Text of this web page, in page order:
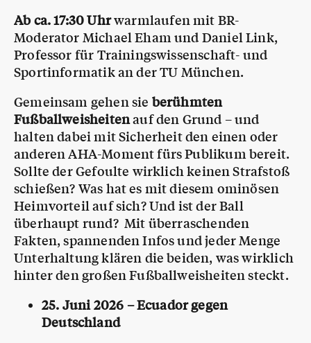
Ab ca. 17:30 Uhrwarmlaufen mit BR-
Moderator Michael Eham und Daniel Link,
Professor für Trainingswissenschaft- und
Sportinformatik an der TU München.
Gemeinsam gehen sie berühmten
Fußballweisheitenauf den Grund – und
halten dabei mit Sicherheit den einen oder
anderen AHA-Moment fürs Publikum bereit.
Sollte der Gefoulte wirklich keinen Strafstoß
schießen? Was hat es mit diesem ominösen
Heimvorteil auf sich? Und ist der Ball
überhaupt rund? Mit überraschenden
Fakten, spannenden Infos und jeder Menge
Unterhaltung klären die beiden, was wirklich
hinter den großen Fußballweisheiten steckt.
25. Juni 2026 – Ecuador gegen
Deutschland